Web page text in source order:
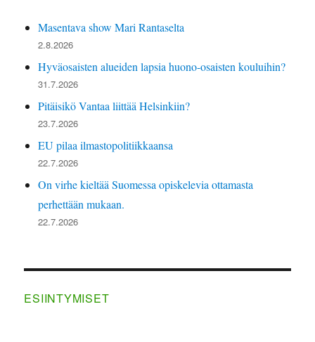
Masentava show Mari Rantaselta
2.8.2026
Hyväosaisten alueiden lapsia huono-osaisten kouluihin?
31.7.2026
Pitäisikö Vantaa liittää Helsinkiin?
23.7.2026
EU pilaa ilmastopolitiikkaansa
22.7.2026
On virhe kieltää Suomessa opiskelevia ottamasta
perhettään mukaan.
22.7.2026
ESIINTYMISET